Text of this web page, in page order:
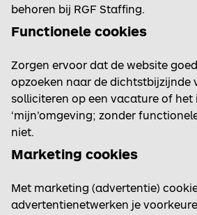
behoren bij RGF Staffing.
Functionele cookies
Zorgen ervoor dat de website
opzoeken naar de dichtstbijzijnde
solliciteren op een vacature of het
‘mijn’omgeving; zonder
niet.
Marketing cookies
Met marketing (advertentie)
advertentienetwerken je